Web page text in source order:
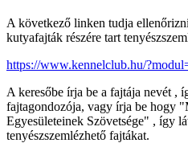
A következő linken tudja
kutyafajták részére tart
https://www.kennelclub.hu/
A keresőbe írja be a fajtája nevét ,
fajtagondozója, vagy írja be hogy
Egyesületeinek Szövetsége" , így
tenyészszemlézhető fajtákat.